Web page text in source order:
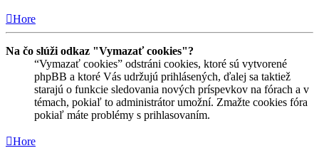
Hore
Na čo slúži odkaz "Vymazať cookies"?
“Vymazať cookies” odstráni cookies, ktoré sú vytvorené
phpBB a ktoré Vás udržujú prihlásených, ďalej sa taktiež
starajú o funkcie sledovania nových príspevkov na fórach a v
témach, pokiaľ to administrátor umožní. Zmažte cookies fóra
pokiaľ máte problémy s prihlasovaním.
Hore